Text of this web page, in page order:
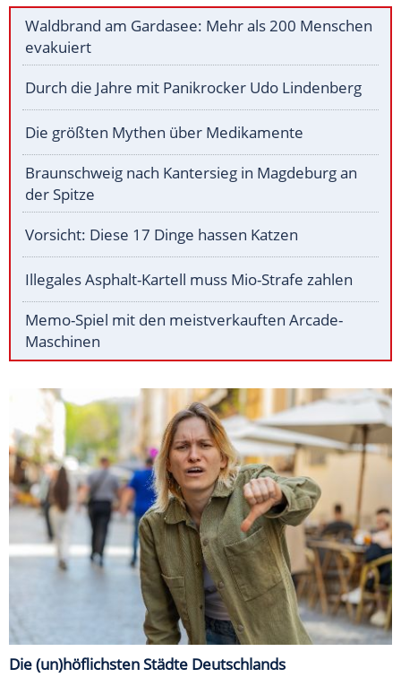
Waldbrand am Gardasee: Mehr als 200 Menschen
evakuiert
Durch die Jahre mit Panikrocker Udo Lindenberg
Die größten Mythen über Medikamente
Braunschweig nach Kantersieg in Magdeburg an
der Spitze
Vorsicht: Diese 17 Dinge hassen Katzen
Illegales Asphalt-Kartell muss Mio-Strafe zahlen
Memo-Spiel mit den meistverkauften Arcade-
Maschinen
Die (un)höflichsten Städte Deutschlands